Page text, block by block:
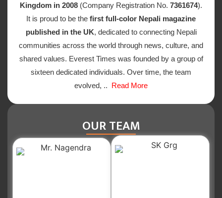
Kingdom in 2008 (Company Registration No. 7361674).
It is proud to be the first full-color Nepali magazine
published in the UK, dedicated to connecting Nepali
communities across the world through news, culture, and
shared values. Everest Times was founded by a group of
sixteen dedicated individuals. Over time, the team
evolved, .. Read More
OUR TEAM